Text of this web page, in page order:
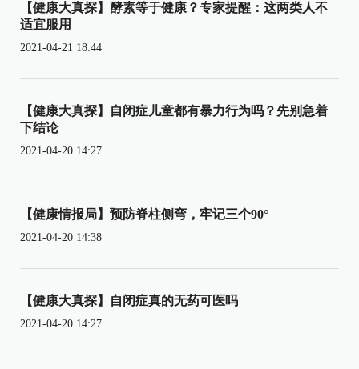
【健康大真探】酵素等于健康？专家提醒：这两类人不
适宜服用
2021-04-21 18:44
【健康大真探】自闭症儿童都有暴力行为吗？先别急着
下结论
2021-04-20 14:27
【健康情报局】预防脊柱侧弯，牢记三个90°
2021-04-20 14:38
【健康大真探】自闭症真的无药可医吗
2021-04-20 14:27